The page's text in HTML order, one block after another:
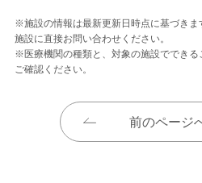
※施設の情報は最新更新日時点に基づきま
施設に直接お問い合わせください。
※医療機関の種類と、対象の施設でできる
ご確認ください。
前のページ